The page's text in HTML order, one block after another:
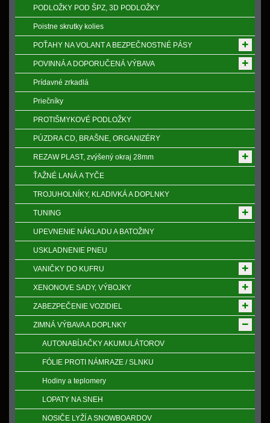
PODLOŽKY POD ŠPZ, 3D PODLOŽKY
Poistne skrutky kolies
POŤAHY NA VOLANT A BEZPEČNOSTNÉ PÁSY
POVINNÁ A DOPORUČENÁ VÝBAVA
Prídavné zrkadlá
Priečníky
PROTIŠMYKOVÉ PODLOŽKY
PÚZDRA CD, BRAŠNE, ORGANIZÉRY
REZAW PLAST, zvýšený okraj 28mm
ŤAŽNÉ LANÁ A TYČE
TROJUHOLNÍKY, KLADIVKÁ A DOPLNKY
TUNING
UPEVNENIE NÁKLADU A BATOŽINY
USKLADNENIE PNEU
VANIČKY DO KUFRU
XENONOVE SADY, VÝBOJKY
ZABEZPEČENIE VOZIDIEL
ZIMNÁ VÝBAVA A DOPLNKY
AUTONABÍJAČKY AKUMULÁTOROV
FÓLIE PROTI NÁMRAZE / SLNKU
Hodiny a teplomery
LOPATY NA SNEH
NOSIČE LYŽÍ A SNOWBOARDOV